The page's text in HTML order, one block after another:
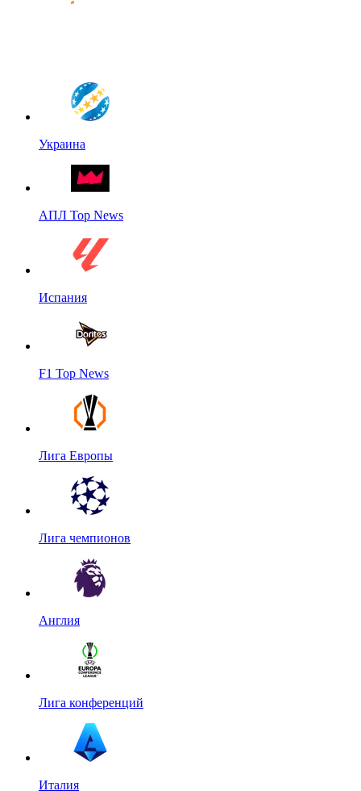
Украина
АПЛ Top News
Испания
F1 Top News
Лига Европы
Лига чемпионов
Англия
Лига конференций
Италия